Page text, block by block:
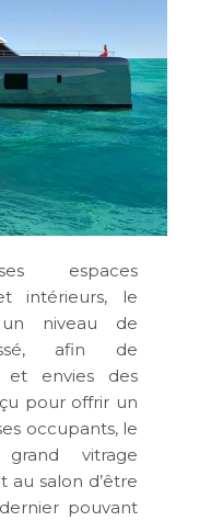
espaces
intérieurs, le
niveau de
afin de
et envies des
pour offrir un
occupants, le
vitrage
salon d’être
pouvant